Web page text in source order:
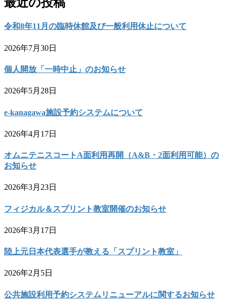
最近の投稿
令和8年11月の臨時休館及び一般利用休止について
2026年7月30日
個人開放「一時中止」のお知らせ
2026年5月28日
e-kanagawa施設予約システムについて
2026年4月17日
オムニテニスコートA面利用再開（A&B・2面利用可能）の
お知らせ
2026年3月23日
フィジカル＆スプリント教室開催のお知らせ
2026年3月17日
陸上元日本代表選手が教える「スプリント教室」
2026年2月5日
公共施設利用予約システムリニューアルに関するお知らせ